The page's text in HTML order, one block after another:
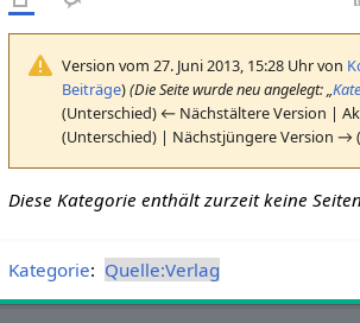
Version vom 27. Juni 2013, 15:28 Uhr von
Beiträge)(Die Seite wurde neu angelegt: „
(Unterschied) ← Nächstältere Version |
(Unterschied) | Nächstjüngere Version →
Diese Kategorie enthält zurzeit keine
Kategorie: Quelle:Verlag